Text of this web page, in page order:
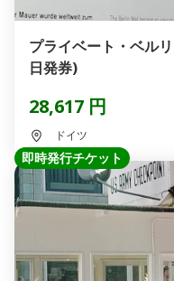
プライベート・ベル
日発券)
28,617 円
ドイツ
即時発行チケット